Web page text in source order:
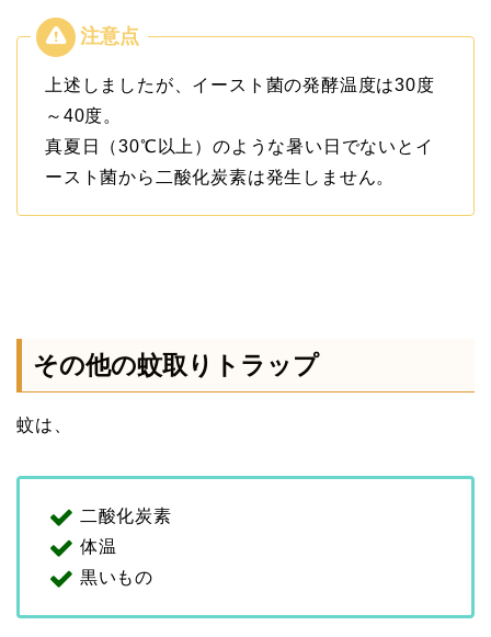
上述しましたが、イースト菌の発酵温度は30度
～40度。
真夏日（30℃以上）のような暑い日でないとイ
ースト菌から二酸化炭素は発生しません。
その他の蚊取りトラップ
蚊は、
二酸化炭素
体温
黒いもの